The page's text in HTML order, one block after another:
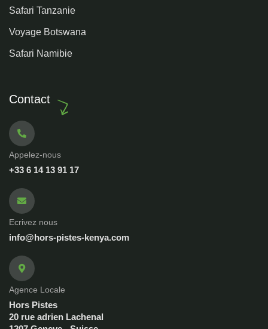
Safari Tanzanie
Voyage Botswana
Safari Namibie
Contact
Appelez-nous
+33 6 14 13 91 17
Ecrivez nous
info@hors-pistes-kenya.com
Agence Locale
Hors Pistes
20 rue adrien Lachenal